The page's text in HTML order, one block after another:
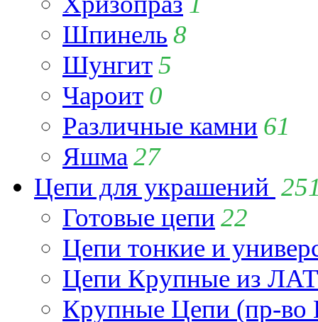
Шпинель 8
Шунгит5
Чароит 0
Различные камни 61
Яшма 27
Цепи для украшений
Готовые цепи 22
Цепи тонкие и
Цепи Крупные из
Крупные Цепи (пр-во